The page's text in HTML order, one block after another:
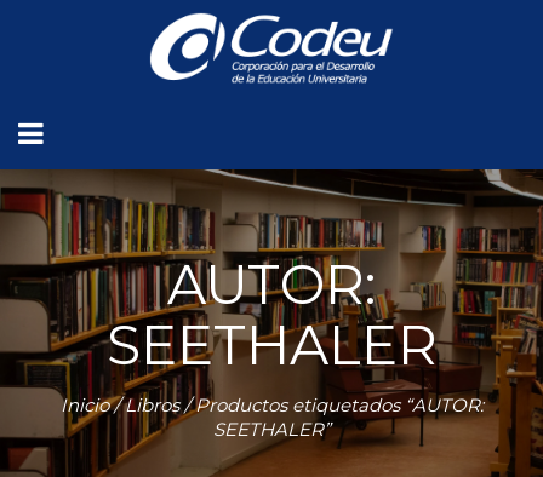
AUTOR:
SEETHALER
Inicio/Libros/ Productos etiquetados “AUTOR:
SEETHALER”